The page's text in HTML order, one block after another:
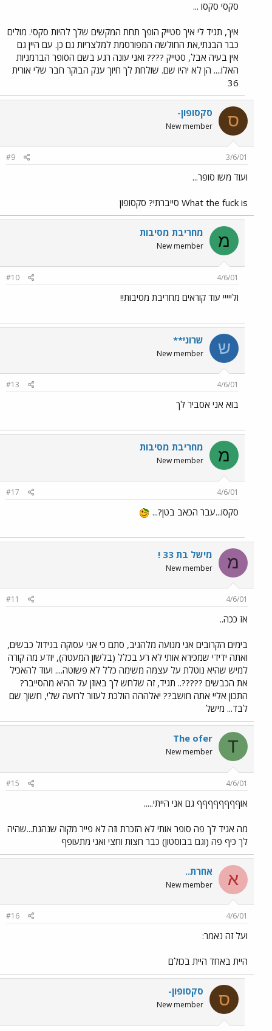
סקסי סקסו ...
איך, תגיד לי איך סטייק הופך תחת המקשים שלך להיות סקסי. מולים
כבר הבנתי,את החולשה המפורסמת למלצריות גם כן. עם היין גם
אין בעיה אבל, סטייק ???? ואני עונה רגע בשם הסופר הברמניות
האלו.... הן לא יהיו שם. שולחת לך חיוך ענק הבוקר חבר שלי אורית
36
ס סקסופון-
New member
3/6/01
#9
ועוד משו סופר...
What the fuck is סייברתי? סקסופון
מ מחריבת מסיבות
New member
4/6/01
#10
ולייייי עוד קוראים מחריבת מסיבות!!
ש שרוני**
New member
4/6/01
#13
בוא אני אסביר לך
מ מחריבת מסיבות
New member
4/6/01
#17
סקסו...עבר הכאב בטן?...
מ מישל בת 33 !
New member
4/6/01
#11
אז ככה..
בימים הקרובים אני מנועה מלהגיב, סתם כי אני עסוקה בגידול כבשים,
ואתה ידידי שמכירא אותי לא רע בכלל (בלשון המעטה), יודע מה קורה
למיש שהיא נוטלת על עצמה משימה כלל לא פשוטה.... ועוד להאכיל
את הכבשים ?????.. תגיד, זה שלחש לך באוזן על ההיא מהסייבר?
התכון אליי אתה חושב?? יאלההה הולכת לעזור לרועה שלי, חשוך שם
לבד... מישל
T
The ofer
New member
4/6/01
#15
אוףףףףףףףף גם אני הייתי.....
מה אגיד לך פה סופר אותי לא הזכרת וזה לא פייר מקוה שנהנת...שהיה
לך כיף פה (וגם בבוסטון) כבר חצות וחצי ואני מתעופף
א אחרת..
New member
4/6/01
#16
ועל זה נאמר:
היית באחד היית בכולם
ס סקסופון-
New member